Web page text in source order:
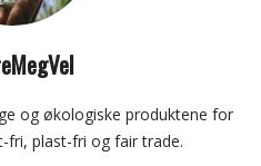
og økologiske produktene for
fri, plast-fri og fair trade.